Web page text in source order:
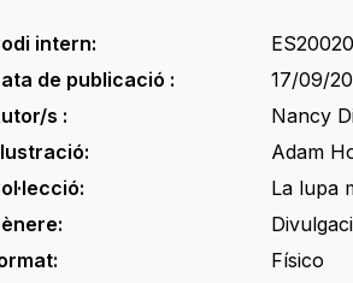
intern:
de publicació :
17/09/
s :
Nancy
Adam
La lupa
Físico